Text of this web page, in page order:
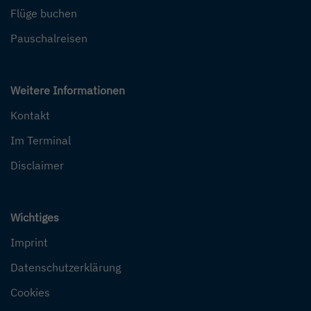
Flüge buchen
Pauschalreisen
Weitere Informationen
Kontakt
Im Terminal
Disclaimer
Wichtiges
Imprint
Datenschutzerklärung
Cookies